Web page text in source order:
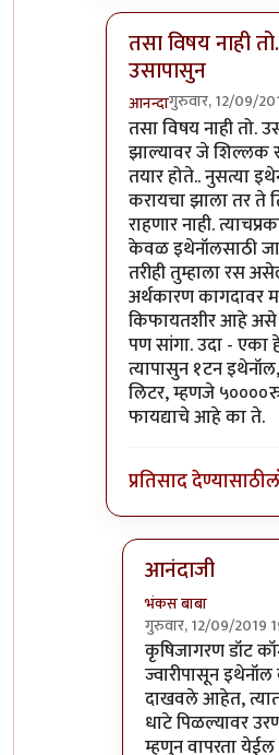
तसा विषय नाही तो.
उसापासुन
आनन्दागुरुवार, 12/09/
In reply toआनंदाजी
तसा विषय नाही तो.
झाल्यावर जे शिल्लक
तयार होते.. नुसत्या
करायचा झाला तर ते
राहणार नाही.
केवळ इथेनॉलसाठी
तरीही तुम्हाला रस
अर्थकारण कागदावर
किफायतशीर आहे असे
पण सांगा. उदा - एका
त्यापासुन १टन
लिटर, म्हणजे
फायद्याचे आहे का ते.
प्रतिसाद देण्यासाठी
आनंदाजी
भंकस बाबा
गुरुवार, 12/09/2019
In reply toतसा
कृषिजागरण डॉट
ज्वारीपासून
दाखवले आहेत, त्यात
धाटे पिळल्यावर
म्हणुन वापरता